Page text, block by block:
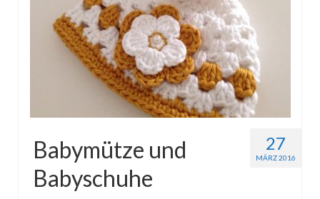
Topflappen
Winterzeit
Schals
Mützen
Stirnbänder
Specials
27
MÄRZ 2016
Babymütze und
Babyschuhe